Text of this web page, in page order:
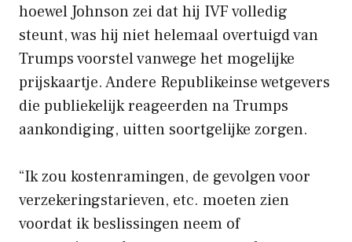
hoewel Johnson zei dat hij IVF volledig
steunt, was hij niet helemaal overtuigd van
Trumps voorstel vanwege het mogelijke
prijskaartje. Andere Republikeinse wetgevers
die publiekelijk reageerden na Trumps
aankondiging, uitten soortgelijke zorgen.
“Ik zou kostenramingen, de gevolgen voor
verzekeringstarieven, etc. moeten zien
voordat ik beslissingen neem of